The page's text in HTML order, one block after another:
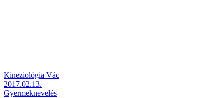
Kineziológia Vác
2017.02.13.
Gyermeknevelés